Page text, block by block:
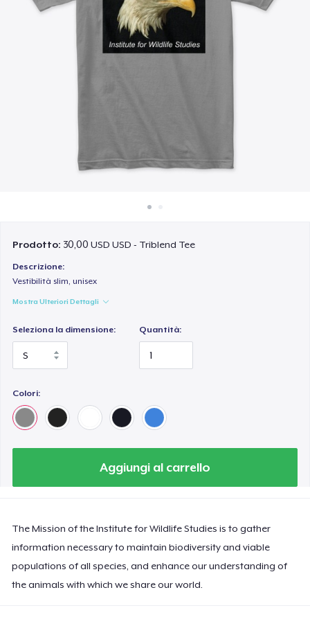
Vendi ovunque
Prodotto: 30,00 USD USD - Triblend Tee
Descrizione:
Vestibilità slim, unisex
Mostra Ulteriori Dettagli
Seleziona la dimensione: Quantità:
Colori:
Aggiungi al carrello
The Mission of the Institute for Wildlife Studies is to gather
information necessary to maintain biodiversity and viable
populations of all species, and enhance our understanding of
the animals with which we share our world.